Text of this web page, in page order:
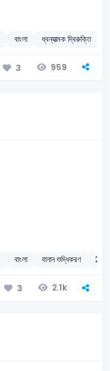
বাংলা ধ্বন্যাত্মক দ্বিরুক্তি
3 959
বাংলা বানান শুদ্ধিকরণ
3 2.1k